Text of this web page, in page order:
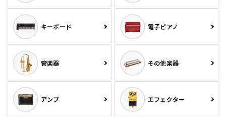
キーボード 電子ピアノ
管楽器 その他楽器
アンプ エフェクター